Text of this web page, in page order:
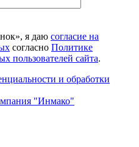
я даю согласие на
согласно Политике
пользователей сайта.
и обработки
"Инмако"